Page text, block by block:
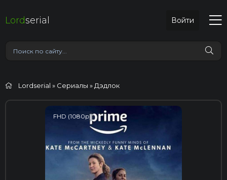
Lordserial Войти
Lordserial » Сериалы » Дэдлок
FHD (1080p)